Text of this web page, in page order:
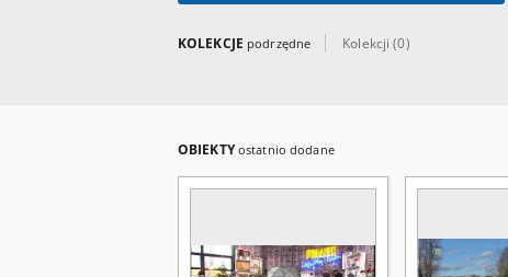
KOLEKCJE podrzędne Kolekcji (0)
OBIEKTYostatnio dodane